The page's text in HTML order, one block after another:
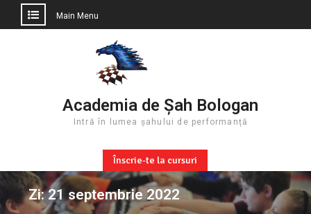
Main Menu
Academia de Șah Bologan
Intră în lumea șahului de performanță
Înscrie-te la cursuri
Zi:21 septembrie 2022